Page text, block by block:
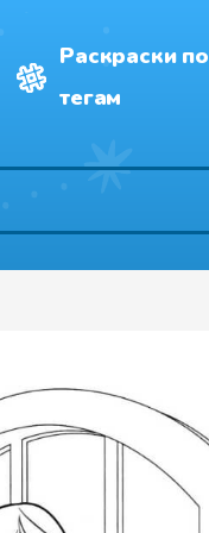
Раскраски по
тегам